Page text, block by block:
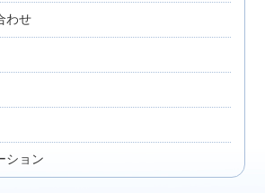
わせ
ション